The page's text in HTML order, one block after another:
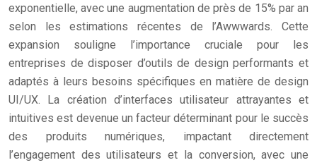
exponentielle, avec une augmentation de près de 15% par an
selon les estimations récentes de l’Awwwards. Cette
expansion souligne l’importance cruciale pour les
entreprises de disposer d’outils de design performants et
adaptés à leurs besoins spécifiques en matière de design
UI/UX. La création d’interfaces utilisateur attrayantes et
intuitives est devenue un facteur déterminant pour le succès
des produits numériques, impactant directement
l’engagement des utilisateurs et la conversion, avec une